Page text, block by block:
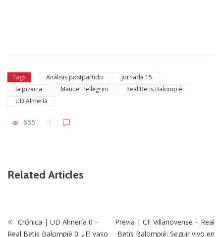
Tags Análisis postpartido
jornada 15
la pizarra
Manuel Pellegrini
Real Betis Balompié
UD Almería
655
Related Articles
Crónica | UD Almería 0 –
Real Betis Balompié 0: ¿El vaso
Previa | CF Villanovense – Real
Betis Balompié: Seguir vivo en